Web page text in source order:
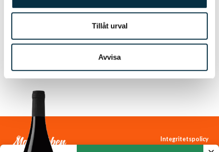
Tillåt urval
Avvisa
Gratinerad kryddkorv
Integritetspolicy